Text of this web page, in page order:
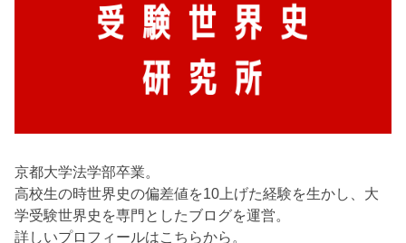
京都大学法学部卒業。
高校生の時世界史の偏差値を10上げた経験を生かし、大
学受験世界史を専門としたブログを運営。
詳しいプロフィールはこちらから。